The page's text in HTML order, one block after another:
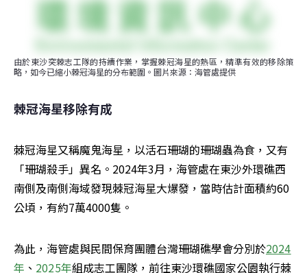
由於東沙突棘志工隊的持續作業，掌握棘冠海星的熱區，精準有效的移除策
略，如今已縮小棘冠海星的分布範圍。圖片來源：海管處提供
棘冠海星移除有成
棘冠海星又稱魔鬼海星，以活石珊瑚的珊瑚蟲為食，又有
「珊瑚殺手」異名。2024年3月，海管處在東沙外環礁西
南側及南側海域發現棘冠海星大爆發，當時估計面積約60
公頃，有約7萬4000隻。
為此，海管處與民間保育團體台灣珊瑚礁學會分別於2024
年 、 2025年組成志工團隊，前往東沙環礁國家公園執行棘